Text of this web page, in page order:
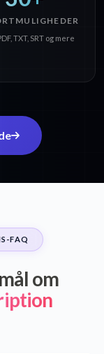
TXT, SRT og mere
FAQ
om